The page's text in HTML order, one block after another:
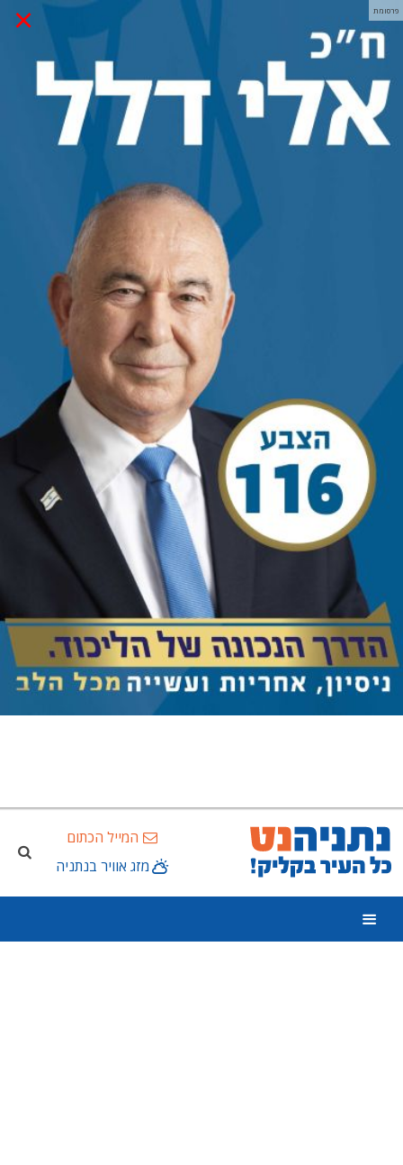
× פרסומת
המייל הכתום
מזג אוויר בנתניה